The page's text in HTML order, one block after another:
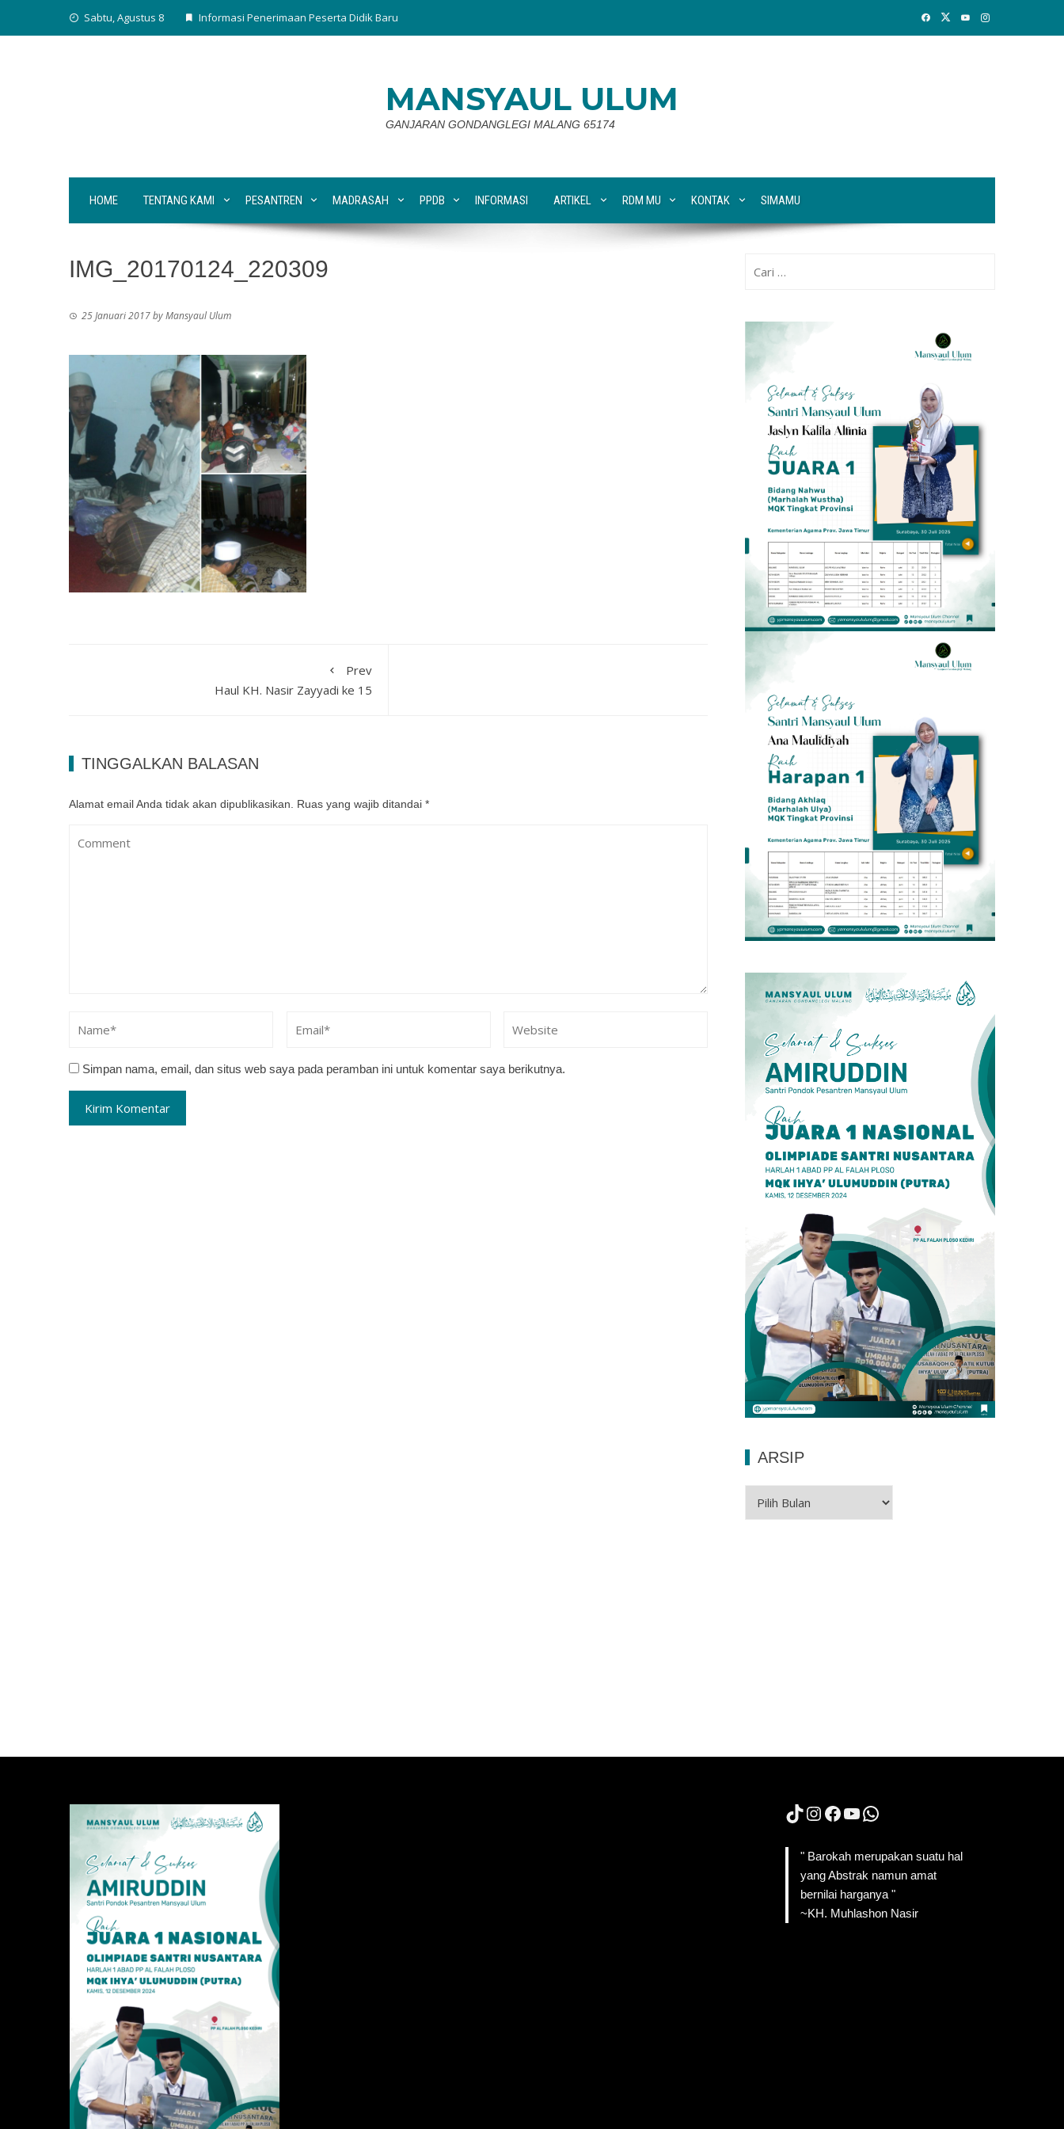
Sabtu, Agustus 8 Informasi Penerimaan Peserta Didik Baru
MANSYAUL ULUM
GANJARAN GONDANGLEGI MALANG 65174
HOME TENTANG KAMI PESANTREN MADRASAH PPDB INFORMASI ARTIKEL RDM MU KONTAK SIMAMU
IMG_20170124_220309
25 Januari 2017byMansyaul Ulum
Prev
Haul KH. Nasir Zayyadi ke 15
TINGGALKAN BALASAN
Alamat email Anda tidak akan dipublikasikan. Ruas yang wajib ditandai *
Simpan nama, email, dan situs web saya pada peramban ini untuk komentar saya berikutnya.
untuk:
ARSIP
TikTok
Instagram
Facebook
YouTube
WhatsApp
" Barokah merupakan suatu hal
yang Abstrak namun amat
bernilai harganya "
~KH. Muhlashon Nasir